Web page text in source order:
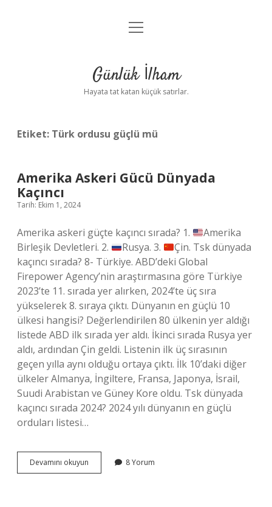
Anasayfa
Yasal Uyarı
menüyü
Günlük İlham
Hayata tat katan küçük satırlar.
Etiket: Türk ordusu güçlü mü
Amerika Askeri Gücü Dünyada
Kaçıncı
Tarih: Ekim 1, 2024
Amerika askeri güçte kaçıncı sırada? 1.
Amerika
Birleşik Devletleri. 2.
Rusya. 3.
Çin. Tsk dünyada
kaçıncı sırada? 8- Türkiye. ABD’deki Global
Firepower Agency’nin araştırmasına göre Türkiye
2023’te 11. sırada yer alırken, 2024’te üç sıra
yükselerek 8. sıraya çıktı. Dünyanın en güçlü 10
ülkesi hangisi? Değerlendirilen 80 ülkenin yer aldığı
listede ABD ilk sırada yer aldı. İkinci sırada Rusya yer
aldı, ardından Çin geldi. Listenin ilk üç sırasının
geçen yılla aynı olduğu ortaya çıktı. İlk 10’daki diğer
ülkeler Almanya, İngiltere, Fransa, Japonya, İsrail,
Suudi Arabistan ve Güney Kore oldu. Tsk dünyada
kaçıncı sırada 2024? 2024 yılı dünyanın en güçlü
orduları listesi…
Devamını okuyun Amerika
Askeri
8 Yorum